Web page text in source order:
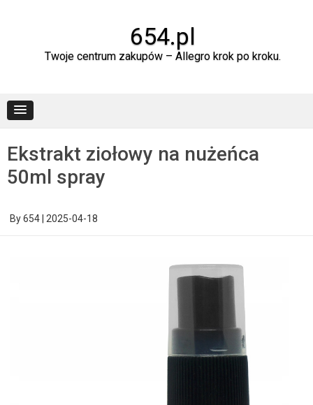
654.pl
Twoje centrum zakupów – Allegro krok po kroku.
Ekstrakt ziołowy na nużeńca
50ml spray
By654 2025-04-18